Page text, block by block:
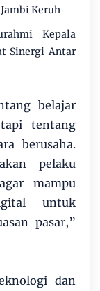
Keruh
Kepala
Sinergi Antar
belajar
tentang
berusaha.
pelaku
mampu
untuk
pasar,”
dan